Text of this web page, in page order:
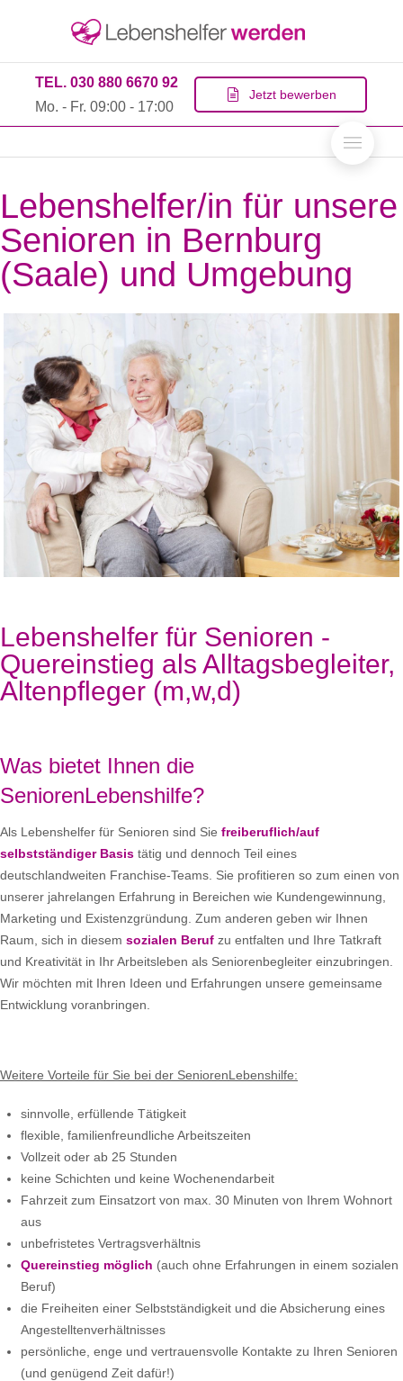
TEL. 030 880 6670 92
Mo. - Fr. 09:00 - 17:00
Jetzt bewerben
Lebenshelfer/in für unsere
Senioren in Bernburg
(Saale) und Umgebung
Lebenshelfer für Senioren -
Quereinstieg als Alltagsbegleiter,
Altenpfleger (m,w,d)
Was bietet Ihnen die
SeniorenLebenshilfe?
Als Lebenshelfer für Senioren sind Sie freiberuflich/auf
selbstständiger Basis tätig und dennoch Teil eines
deutschlandweiten Franchise-Teams. Sie profitieren so zum einen von
unserer jahrelangen Erfahrung in Bereichen wie Kundengewinnung,
Marketing und Existenzgründung. Zum anderen geben wir Ihnen
Raum, sich in diesem sozialen Beruf zu entfalten und Ihre Tatkraft
und Kreativität in Ihr Arbeitsleben als Seniorenbegleiter einzubringen.
Wir möchten mit Ihren Ideen und Erfahrungen unsere gemeinsame
Entwicklung voranbringen.
Weitere Vorteile für Sie bei der SeniorenLebenshilfe:
sinnvolle, erfüllende Tätigkeit
flexible, familienfreundliche Arbeitszeiten
Vollzeit oder ab 25 Stunden
keine Schichten und keine Wochenendarbeit
Fahrzeit zum Einsatzort von max. 30 Minuten von Ihrem Wohnort
aus
unbefristetes Vertragsverhältnis
Quereinstieg möglich (auch ohne Erfahrungen in einem sozialen
Beruf)
die Freiheiten einer Selbstständigkeit und die Absicherung eines
Angestelltenverhältnisses
persönliche, enge und vertrauensvolle Kontakte zu Ihren Senioren
(und genügend Zeit dafür!)